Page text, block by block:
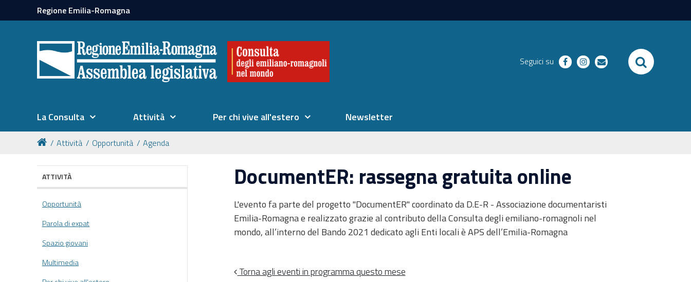
Regione Emilia-Romagna
Seguici su facebookinstagram
email SEARCH
La Consulta Attività Per chi vive all'estero Newsletter
Attività Opportunità Agenda
DocumentER: rassegna gratuita online
L'evento fa parte del progetto "DocumentER" coordinato da D.E-R - Associazione documentaristi
Emilia-Romagna e realizzato grazie al contributo della Consulta degli emiliano-romagnoli nel
mondo, all’interno del Bando 2021 dedicato agli Enti locali è APS dell’Emilia-Romagna
Torna agli eventi in programma questo mese
ATTIVITÀ
Opportunità
Parola di expat
Spazio giovani
Multimedia